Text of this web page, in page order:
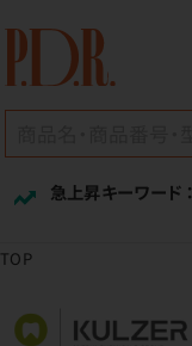
急上昇キーワード ：
TOP